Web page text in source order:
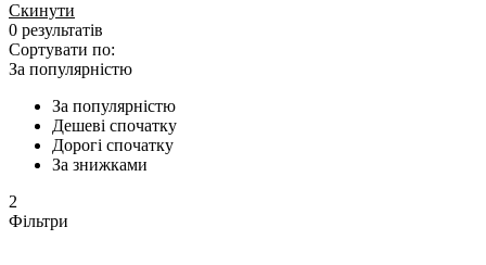
Скинути
0 результатів
Сортувати по:
За популярністю
За популярністю
Дешеві спочатку
Дорогі спочатку
За знижками
2
Фільтри